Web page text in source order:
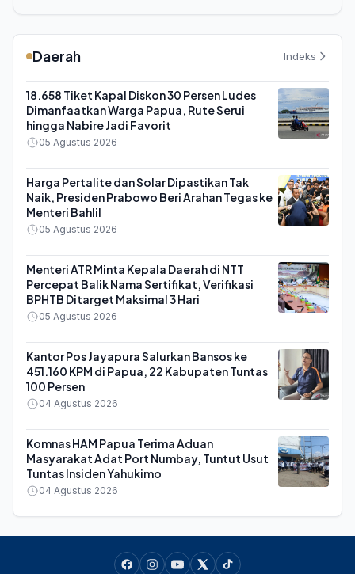
Daerah Indeks
18.658 Tiket Kapal Diskon 30 Persen Ludes
Dimanfaatkan Warga Papua, Rute Serui
hingga Nabire Jadi Favorit
05 Agustus 2026
Harga Pertalite dan Solar Dipastikan Tak
Naik, Presiden Prabowo Beri Arahan Tegas ke
Menteri Bahlil
05 Agustus 2026
Menteri ATR Minta Kepala Daerah di NTT
Percepat Balik Nama Sertifikat, Verifikasi
BPHTB Ditarget Maksimal 3 Hari
05 Agustus 2026
Kantor Pos Jayapura Salurkan Bansos ke
451.160 KPM di Papua, 22 Kabupaten Tuntas
100 Persen
04 Agustus 2026
Komnas HAM Papua Terima Aduan
Masyarakat Adat Port Numbay, Tuntut Usut
Tuntas Insiden Yahukimo
04 Agustus 2026